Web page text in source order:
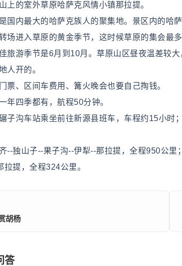
上的室外草原哈萨克风情小镇那拉提。
国内最大的哈萨克族人的聚集地。景区内的哈
场进入草原的黄金季节，这时候草原的集会最多
旅游季节是6月到10月。草原山区昼夜温差较
人开的。
票、区间车费用、篝火晚会也要自己掏钱。
年四季都有，航程50分钟。
子沟车站乘坐前往新源县班车，车程约15小时
--独山子--果子沟--伊犁--那拉提，全程950公
拉提，全程324公里。
胡杨
答